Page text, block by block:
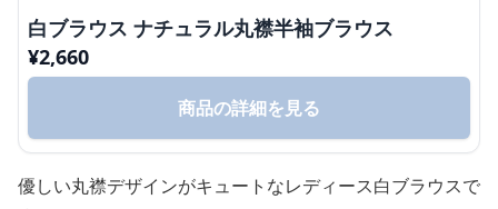
白ブラウス ナチュラル丸襟半袖ブラウス
¥2,660
商品の詳細を見る
優しい丸襟デザインがキュートなレディース白ブラウスで